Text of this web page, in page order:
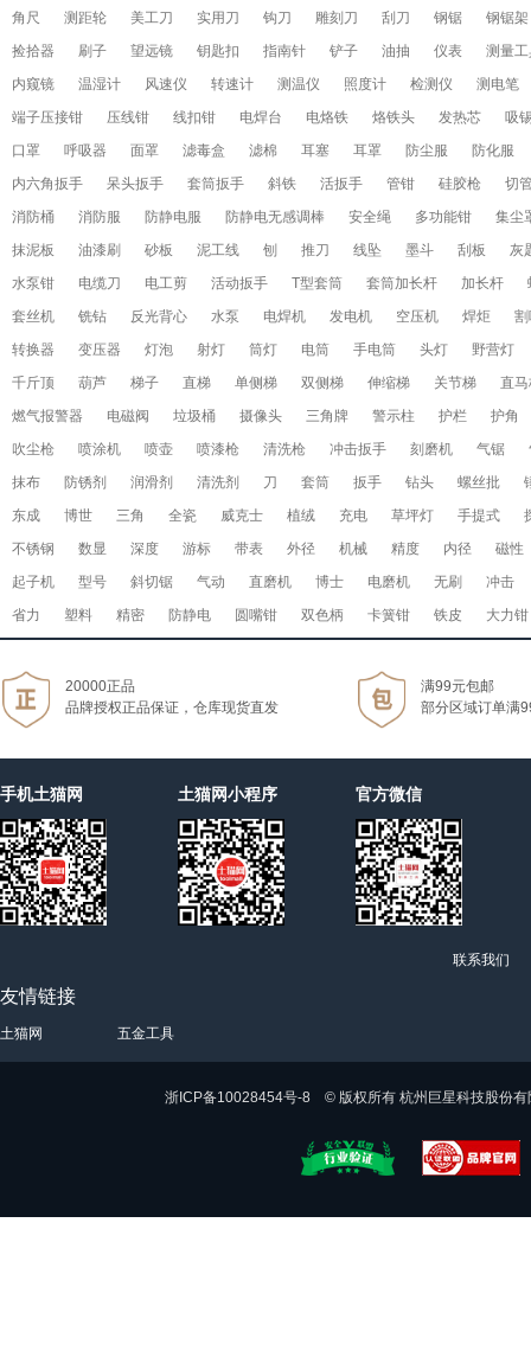
角尺
测距轮 美工刀 实用刀 钩刀 雕刻刀 刮刀 钢锯
钢锯架
捡拾器
刷子 望远镜 钥匙扣 指南针 铲子 油抽 仪表
测量
内窥镜
温湿计 风速仪 转速计 测温仪 照度计 检测仪
测电笔
端子压接钳
压线钳 线扣钳 电焊台 电烙铁 烙铁头 发热芯
吸
口罩
呼吸器 面罩 滤毒盒 滤棉 耳塞 耳罩 防尘服
防化服
内六角扳手
呆头扳手 套筒扳手 斜铁 活扳手 管钳 硅胶枪
切
消防桶
消防服 防静电服 防静电无感调棒 安全绳 多功能钳
集尘
抹泥板
油漆刷 砂板 泥工线 刨 推刀 线坠 墨斗 刮板
灰
水泵钳
电缆刀 电工剪 活动扳手 T型套筒 套筒加长杆 加长杆
套丝机
铣钻 反光背心 水泵 电焊机 发电机 空压机 焊炬
转换器
变压器 灯泡 射灯 筒灯 电筒 手电筒 头灯
野营灯
千斤顶
葫芦 梯子 直梯 单侧梯 双侧梯 伸缩梯 关节梯
直
燃气报警器
电磁阀 垃圾桶 摄像头 三角牌 警示柱 护栏
护角
吹尘枪
喷涂机 喷壶 喷漆枪 清洗枪 冲击扳手 刻磨机 气锯
抹布
防锈剂 润滑剂 清洗剂 刀 套筒 扳手 钻头 螺丝批
东成
博世 三角 全瓷 威克士 植绒 充电 草坪灯 手提式
不锈钢
数显 深度 游标 带表 外径 机械 精度 内径
磁性
起子机
型号 斜切锯 气动 直磨机 博士 电磨机 无刷
冲击
省力
塑料 精密 防静电 圆嘴钳 双色柄 卡簧钳 铁皮 大力钳
20000正品
品牌授权正品保证，仓库现货直发
满99元包邮
部分区域订单满
手机土猫网 土猫网小程序 官方微信
联系我们
友情链接
土猫网 五金工具
浙ICP备10028454号-8 © 版权所有 杭州巨星科技股份